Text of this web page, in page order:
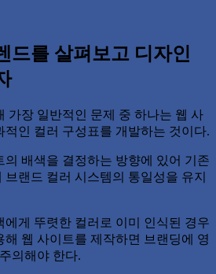
드를 살펴보고 디자인
가장 일반적인 문제 중 하나는 웹 사
적인 컬러 구성표를 개발하는 것이다.
배색을 결정하는 방향에 있어 기존
랜드 컬러 시스템의 통일성을 유지
에게 뚜렷한 컬러로 이미 인식된 경우
해 웹 사이트를 제작하면 브랜딩에 영
의해야 한다.